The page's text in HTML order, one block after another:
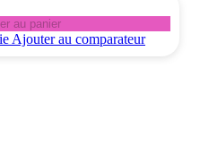
au panier
Ajouter au comparateur